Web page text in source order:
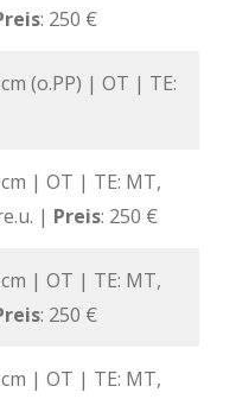
: 250 €
(o.PP) | OT | TE:
| OT | TE: MT,
| Preis: 250 €
| OT | TE: MT,
: 250 €
| OT | TE: MT,